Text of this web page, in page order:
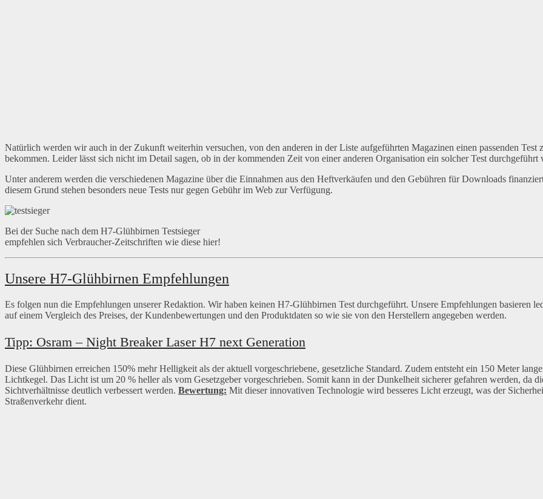
Natürlich werden wir auch in der Zukunft weiterhin versuchen, von den anderen in der Liste aufgeführten Magazinen einen passenden Test
bekommen. Leider lässt sich nicht im Detail sagen, ob in der kommenden Zeit von einer anderen Organisation ein solcher Test durchgeführt
Unter anderem werden die verschiedenen Magazine über die Einnahmen aus den Heftverkäufen und den Gebühren für Downloads
diesem Grund stehen besonders neue Tests nur gegen Gebühr im Web zur Verfügung.
Bei der Suche nach dem H7-Glühbirnen Testsieger
empfehlen sich Verbraucher-Zeitschriften wie diese hier!
Unsere H7-Glühbirnen Empfehlungen
Es folgen nun die Empfehlungen unserer Redaktion. Wir haben keinen H7-Glühbirnen Test durchgeführt. Unsere Empfehlungen basieren
auf einem Vergleich des Preises, der Kundenbewertungen und den Produktdaten so wie sie von den Herstellern angegeben werden.
Tipp: Osram – Night Breaker Laser H7 next Generation
Diese Glühbirnen erreichen 150% mehr Helligkeit als der aktuell vorgeschriebene, gesetzliche Standard. Zudem entsteht ein 150 Meter
Lichtkegel. Das Licht ist um 20 % heller als vom Gesetzgeber vorgeschrieben. Somit kann in der Dunkelheit sicherer gefahren werden, da
Sichtverhältnisse deutlich verbessert werden. Bewertung: Mit dieser innovativen Technologie wird besseres Licht erzeugt, was der
Straßenverkehr dient.